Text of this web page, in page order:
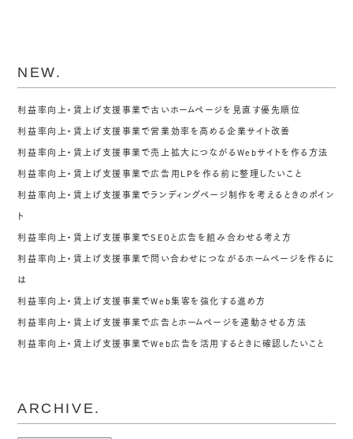
NEW.
利益率向上・賃上げ支援事業で古いホームページを見直す優先順位
利益率向上・賃上げ支援事業で営業効率を高める企業サイト改善
利益率向上・賃上げ支援事業で売上拡大につながるWebサイトを作る方法
利益率向上・賃上げ支援事業で広告用LPを作る前に整理したいこと
利益率向上・賃上げ支援事業でランディングページ制作を考えるときのポイン
ト
利益率向上・賃上げ支援事業でSEOと広告を組み合わせる考え方
利益率向上・賃上げ支援事業で問い合わせにつながるホームページを作るに
は
利益率向上・賃上げ支援事業でWeb集客を強化する進め方
利益率向上・賃上げ支援事業で広告とホームページを連動させる方法
利益率向上・賃上げ支援事業でWeb広告を活用するときに確認したいこと
ARCHIVE.